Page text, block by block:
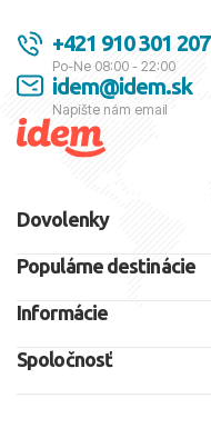
+421 910 301 207
Po-Ne 08:00 - 22:00
idem@idem.sk
Napíšte nám email
Dovolenky
Populárne destinácie
Informácie
Spoločnosť